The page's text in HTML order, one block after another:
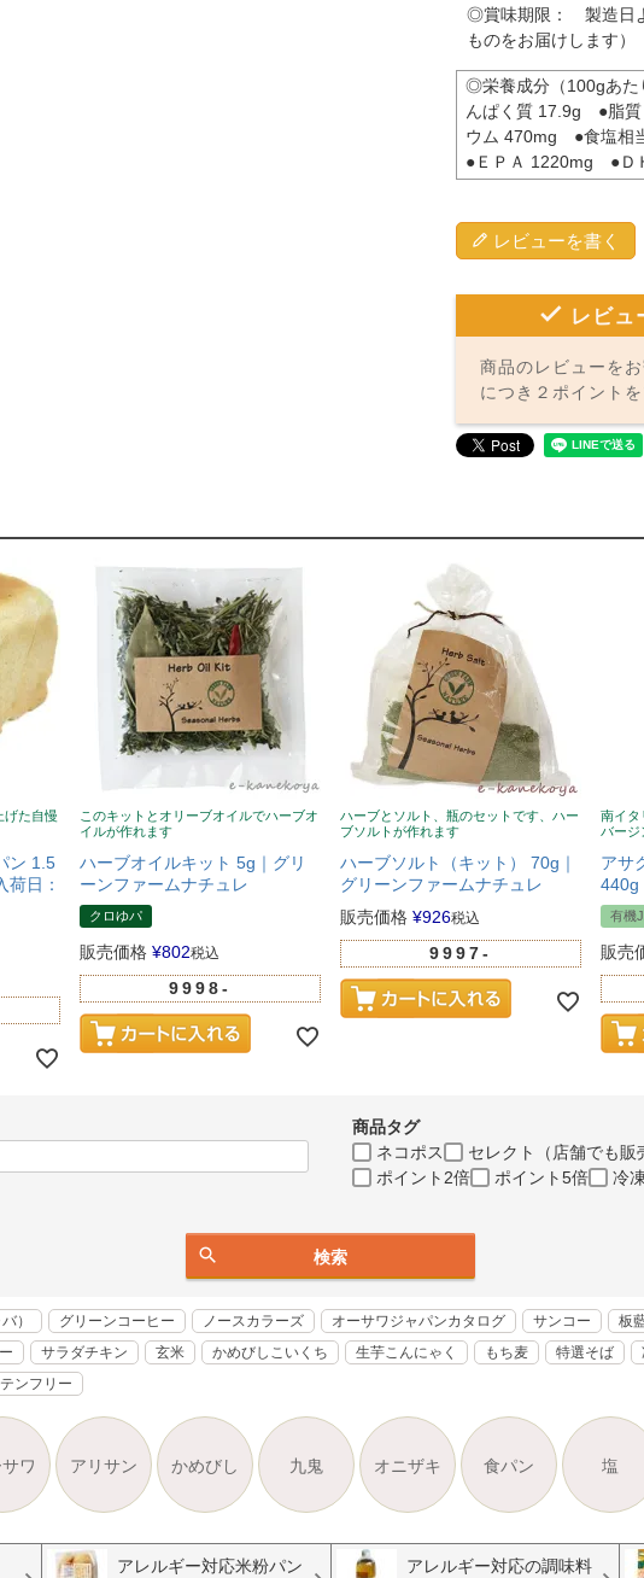
◎賞味期限： 製造日
ものをお届けします）
◎栄養成分（100gあ
んぱく質 17.9g ●脂
ウム 470mg ●食塩相
●ＥＰＡ 1220mg ●Ｄ
レビューを書く
レビュ
商品のレビューを
につき２ポイント
げた自慢
ン 1.5
荷日：
このキットとオリーブオイルでハーブオ
イルが作れます
ハーブオイルキット 5g｜グリ
ーンファームナチュレ
クロゆパ
販売価格 ¥802税込
9998-
ハーブとソルト、瓶のセットです、ハー
ブソルトが作れます
ハーブソルト（キット） 70g｜
グリーンファームナチュレ
販売価格 ¥926税込
9997-
南イタ
バージ
アサ
440g
有機
販売
商品タグ
ネコポス
セレクト（店舗でも販
ポイント2倍
ポイント5倍 冷凍
検索
） グリーンコーヒー ノースカラーズ オーサワジャパンカタログ サンコー
板
サラダチキン 玄米 かめびしこいくち 生芋こんにゃく もち麦 特選そば
ンフリー
ワ アリサン かめびし 九鬼 オニザキ 食パン 塩
アレルギー対応米粉パン
アレルギー対応の調味料